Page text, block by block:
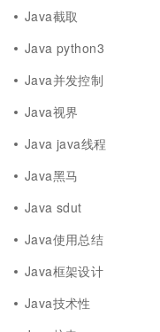
Java截取
Java python3
Java并发控制
Java视界
Java java线程
Java黑马
Java sdut
Java使用总结
Java框架设计
Java技术性